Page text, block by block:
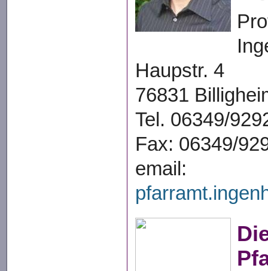
Haupstr. 4
76831
Tel. 06349/
Fax: 06349/
email: